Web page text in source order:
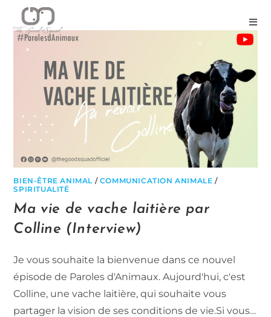
BIEN-ÊTRE ANIMAL / COMMUNICATION ANIMALE /
SPIRITUALITÉ
Ma vie de vache laitière par
Colline (Interview)
Je vous souhaite la bienvenue dans ce nouvel
épisode de Paroles d'Animaux. Aujourd'hui, c'est
Colline, une vache laitière, qui souhaite vous
partager la vision de ses conditions de vie.Si vous…